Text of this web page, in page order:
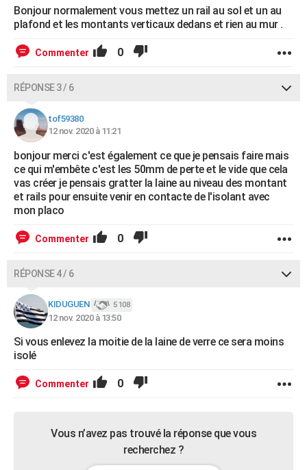
Bonjour normalement vous mettez un rail au sol et un au
plafond et les montants verticaux dedans et rien au mur .
Commenter 0
RÉPONSE 3 / 6
tof59380
12 nov. 2020 à 11:21
bonjour merci c'est également ce que je pensais faire mais
ce qui m'embête c'est les 50mm de perte et le vide que cela
vas créer je pensais gratter la laine au niveau des montant
et rails pour ensuite venir en contacte de l'isolant avec
mon placo
Commenter 0
RÉPONSE 4 / 6
KIDUGUEN 5 108
12 nov. 2020 à 13:50
Si vous enlevez la moitie de la laine de verre ce sera moins
isolé
Commenter 0
Vous n’avez pas trouvé la réponse que vous
recherchez ?